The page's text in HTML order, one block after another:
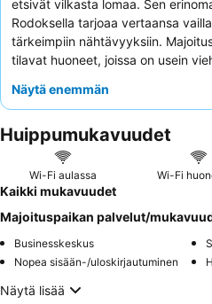
etsivät vilkasta lomaa. Sen
Rodoksella tarjoaa vertaansa
tärkeimpiin nähtävyyksiin.
tilavat huoneet, joissa on usein
poikkeuksellista avuliaisuutta ja
kokemusta varten kannattaa
vilkkaan kadun puolella.
Näytä enemmän
Huippumukavuudet
Wi-Fi aulassa Wi-Fi
Kaikki mukavuudet
Majoituspaikan palvelut/
Businesskeskus
Nopea sisään-/uloskirjautuminen
Näytä lisää